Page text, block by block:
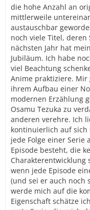
die hohe Anzahl an
mittlerweile
austauschbar
noch viele Titel,
nächsten Jahr hat
Jubiläum. Ich habe
viel Beachtung
Anime praktiziere. Mir
ihrem Aufbau einer
modernen Erzählung
Osamu Tezuka zu
anderen verehre. Ich
kontinuierlich auf sich
jede Folge einer Serie
Episode besteht, die
Charakterentwicklung
wenn jede Episode
(und sei er auch noch
werde mich auf die
Eigenschaft schätze